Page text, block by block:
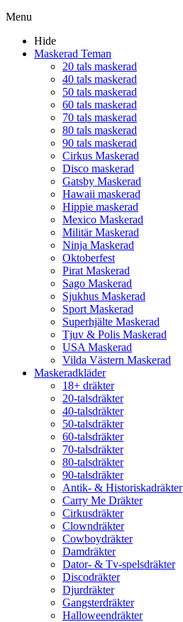
Menu
Hide
Maskerad Teman
20 tals maskerad
40 tals maskerad
50 tals maskerad
60 tals maskerad
70 tals maskerad
80 tals maskerad
90 tals maskerad
Cirkus Maskerad
Disco maskerad
Gatsby Maskerad
Hawaii maskerad
Hippie maskerad
Mexico Maskerad
Militär Maskerad
Ninja Maskerad
Oktoberfest
Pirat Maskerad
Sago Maskerad
Sjukhus Maskerad
Sport Maskerad
Superhjälte Maskerad
Tjuv & Polis Maskerad
USA Maskerad
Vilda Västern Maskerad
Maskeradkläder
18+ dräkter
20-talsdräkter
40-talsdräkter
50-talsdräkter
60-talsdräkter
70-talsdräkter
80-talsdräkter
90-talsdräkter
Antik- & Historiskadräkter
Carry Me Dräkter
Cirkusdräkter
Clowndräkter
Cowboydräkter
Damdräkter
Dator- & Tv-spelsdräkter
Discodräkter
Djurdräkter
Gangsterdräkter
Halloweendräkter